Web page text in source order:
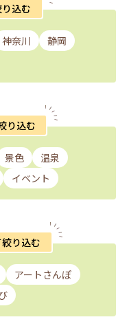
込む
神奈川
静岡
り込む
景色
温泉
イベント
り込む
アートさんぽ